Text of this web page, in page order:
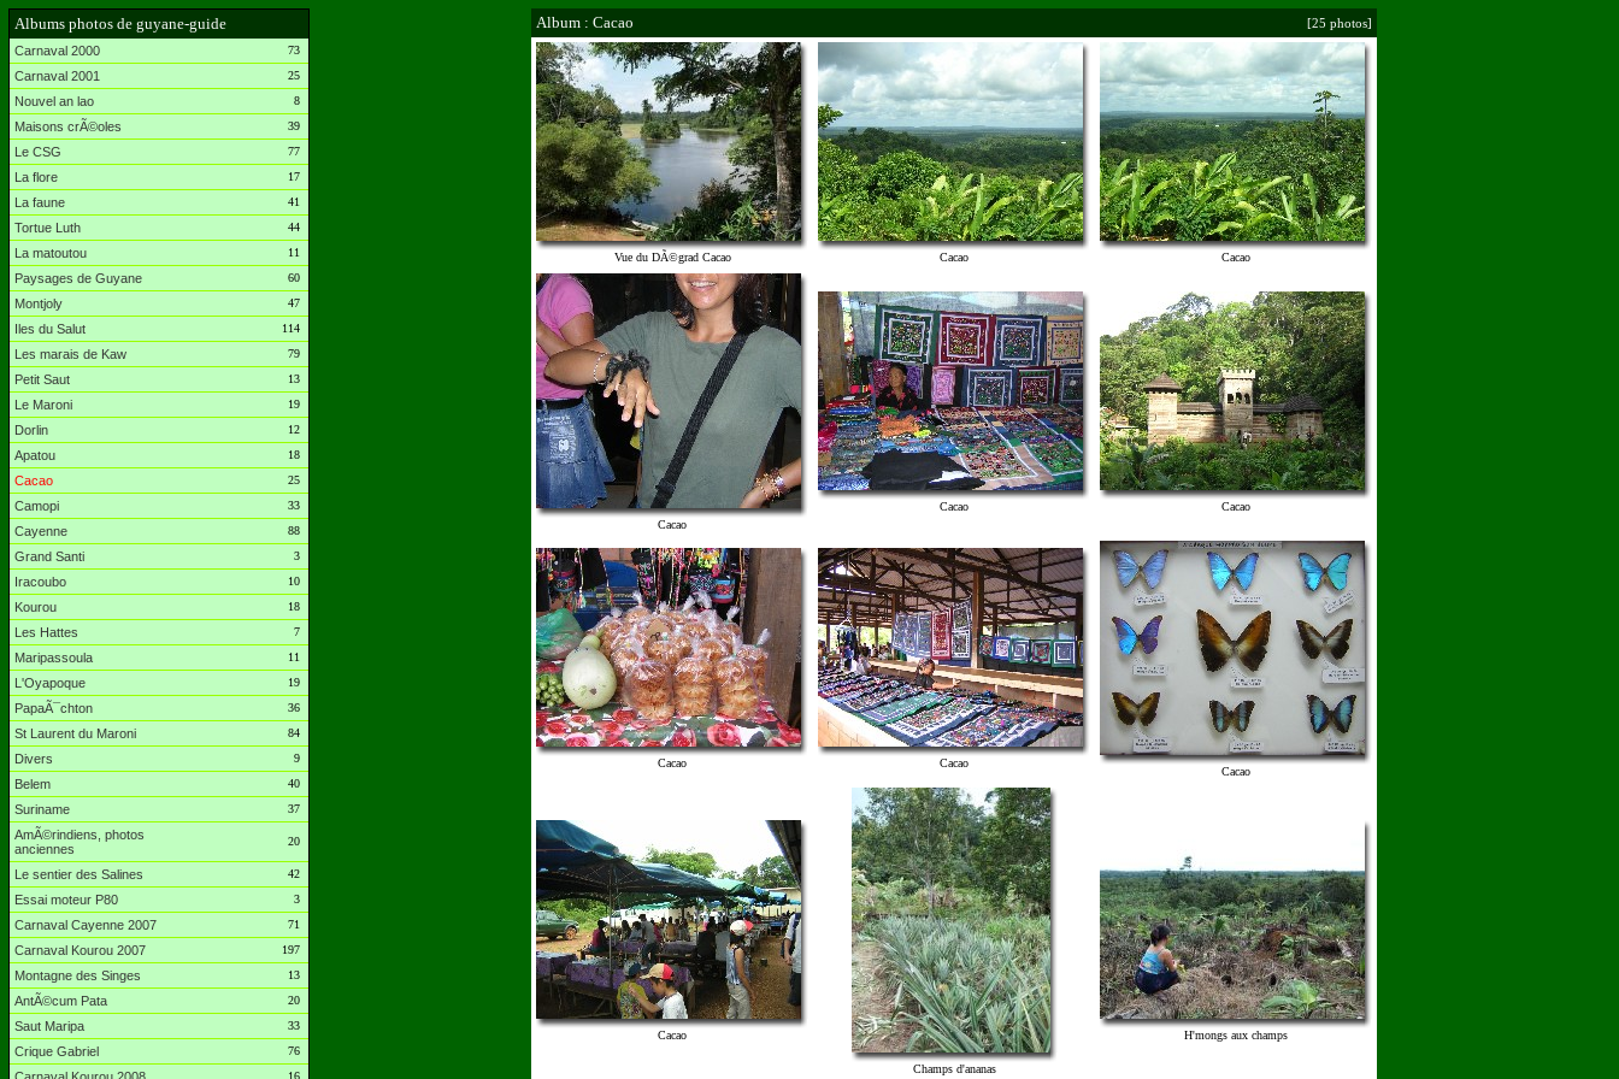
Albums photos de guyane-guide
Carnaval 2000 73
Carnaval 2001 25
Nouvel an lao 8
Maisons crÃ©oles 39
Le CSG 77
La flore 17
La faune 41
Tortue Luth 44
La matoutou 11
Paysages de Guyane 60
Montjoly 47
Iles du Salut 114
Les marais de Kaw 79
Petit Saut 13
Le Maroni 19
Dorlin 12
Apatou 18
Cacao 25
Camopi 33
Cayenne 88
Grand Santi 3
Iracoubo 10
Kourou 18
Les Hattes 7
Maripassoula 11
L'Oyapoque 19
PapaÃ¯chton 36
St Laurent du Maroni 84
Divers 9
Belem 40
Suriname 37
AmÃ©rindiens, photos
anciennes
20
Le sentier des Salines 42
Essai moteur P80 3
Carnaval Cayenne 2007 71
Carnaval Kourou 2007 197
Montagne des Singes 13
AntÃ©cum Pata 20
Saut Maripa 33
Crique Gabriel 76
16
Album : Cacao [25 photos]
Vue du DÃ©grad Cacao Cacao Cacao
Cacao
Cacao Cacao
Cacao Cacao
Cacao
Cacao
Champs d'ananas
H'mongs aux champs